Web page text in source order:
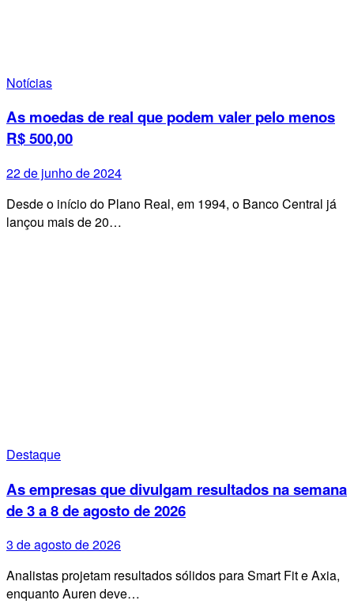
Notícias
As moedas de real que podem valer pelo menos
R$ 500,00
22 de junho de 2024
Desde o início do Plano Real, em 1994, o Banco Central já
lançou mais de 20…
Destaque
As empresas que divulgam resultados na semana
de 3 a 8 de agosto de 2026
3 de agosto de 2026
Analistas projetam resultados sólidos para Smart Fit e Axia,
enquanto Auren deve…